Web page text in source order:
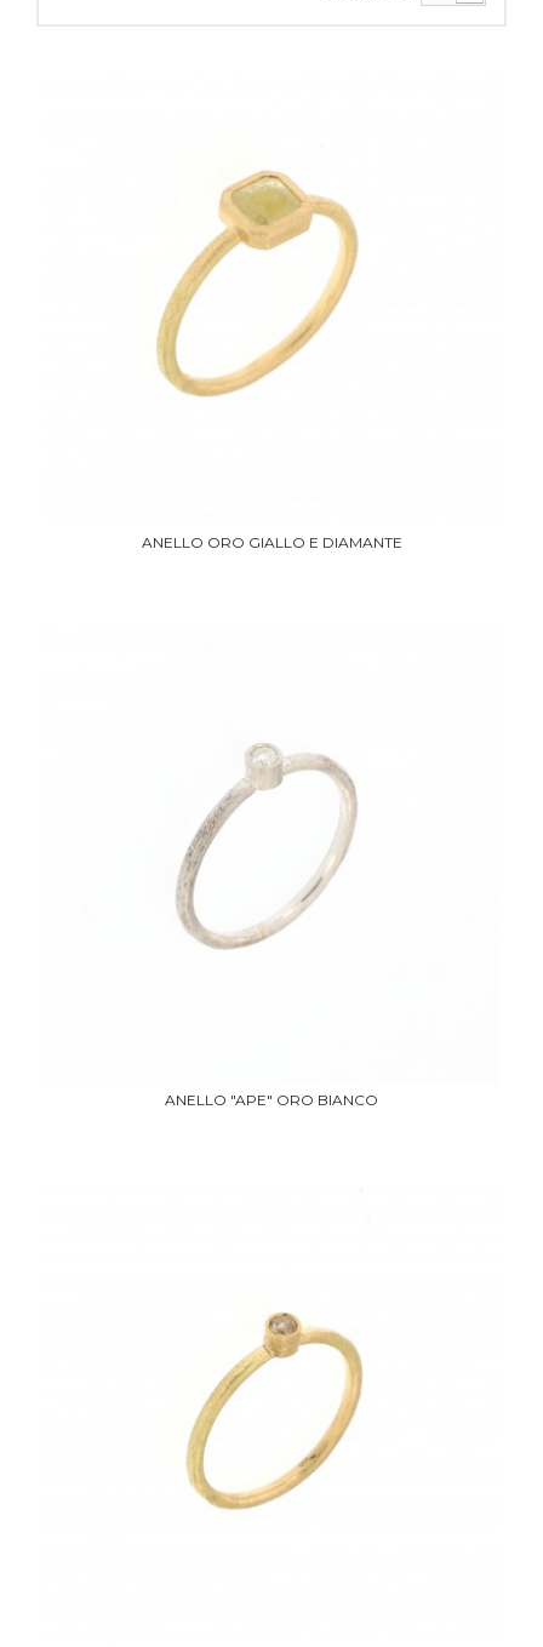
ANELLO ORO GIALLO E DIAMANTE
ANELLO "APE" ORO BIANCO